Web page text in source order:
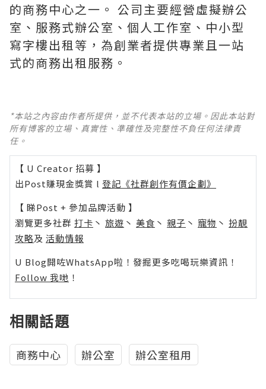
的商務中心之一。 公司主要經營虛擬辦公
室、服務式辦公室、個人工作室、中小型
寫字樓出租等，為創業者提供專業且一站
式的商務出租服務。
*本站之內容由作者所提供，並不代表本站的立場。因此本站對
所有博客的立場、真實性、準確性及完整性不負任何法律責
任。
【 U Creator 招募 】
出Post賺現金獎賞 l 登記《社群創作有價企劃》
【 睇Post + 參加品牌活動 】
瀏覽更多社群 打卡 丶 旅遊 丶 美食 丶 親子 丶 寵物 丶 扮靚
攻略及 活動情報
U Blog開咗WhatsApp啦！發掘更多吃喝玩樂資訊！
Follow 我哋 ！
相關話題
商務中心 辦公室 辦公室租用